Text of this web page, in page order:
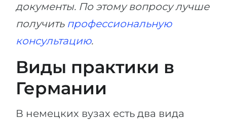
документы. По этому вопросу лучше
получить профессиональную
консультацию.
Виды практики в
Германии
В немецких вузах есть два вида